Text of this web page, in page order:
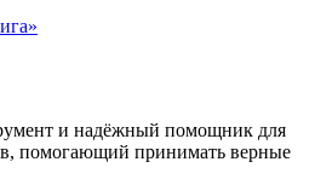
и надёжный помощник для
помогающий принимать верные